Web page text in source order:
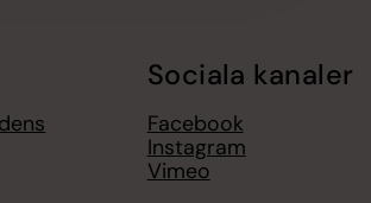
Sociala kanaler
Facebook
Instagram
Vimeo